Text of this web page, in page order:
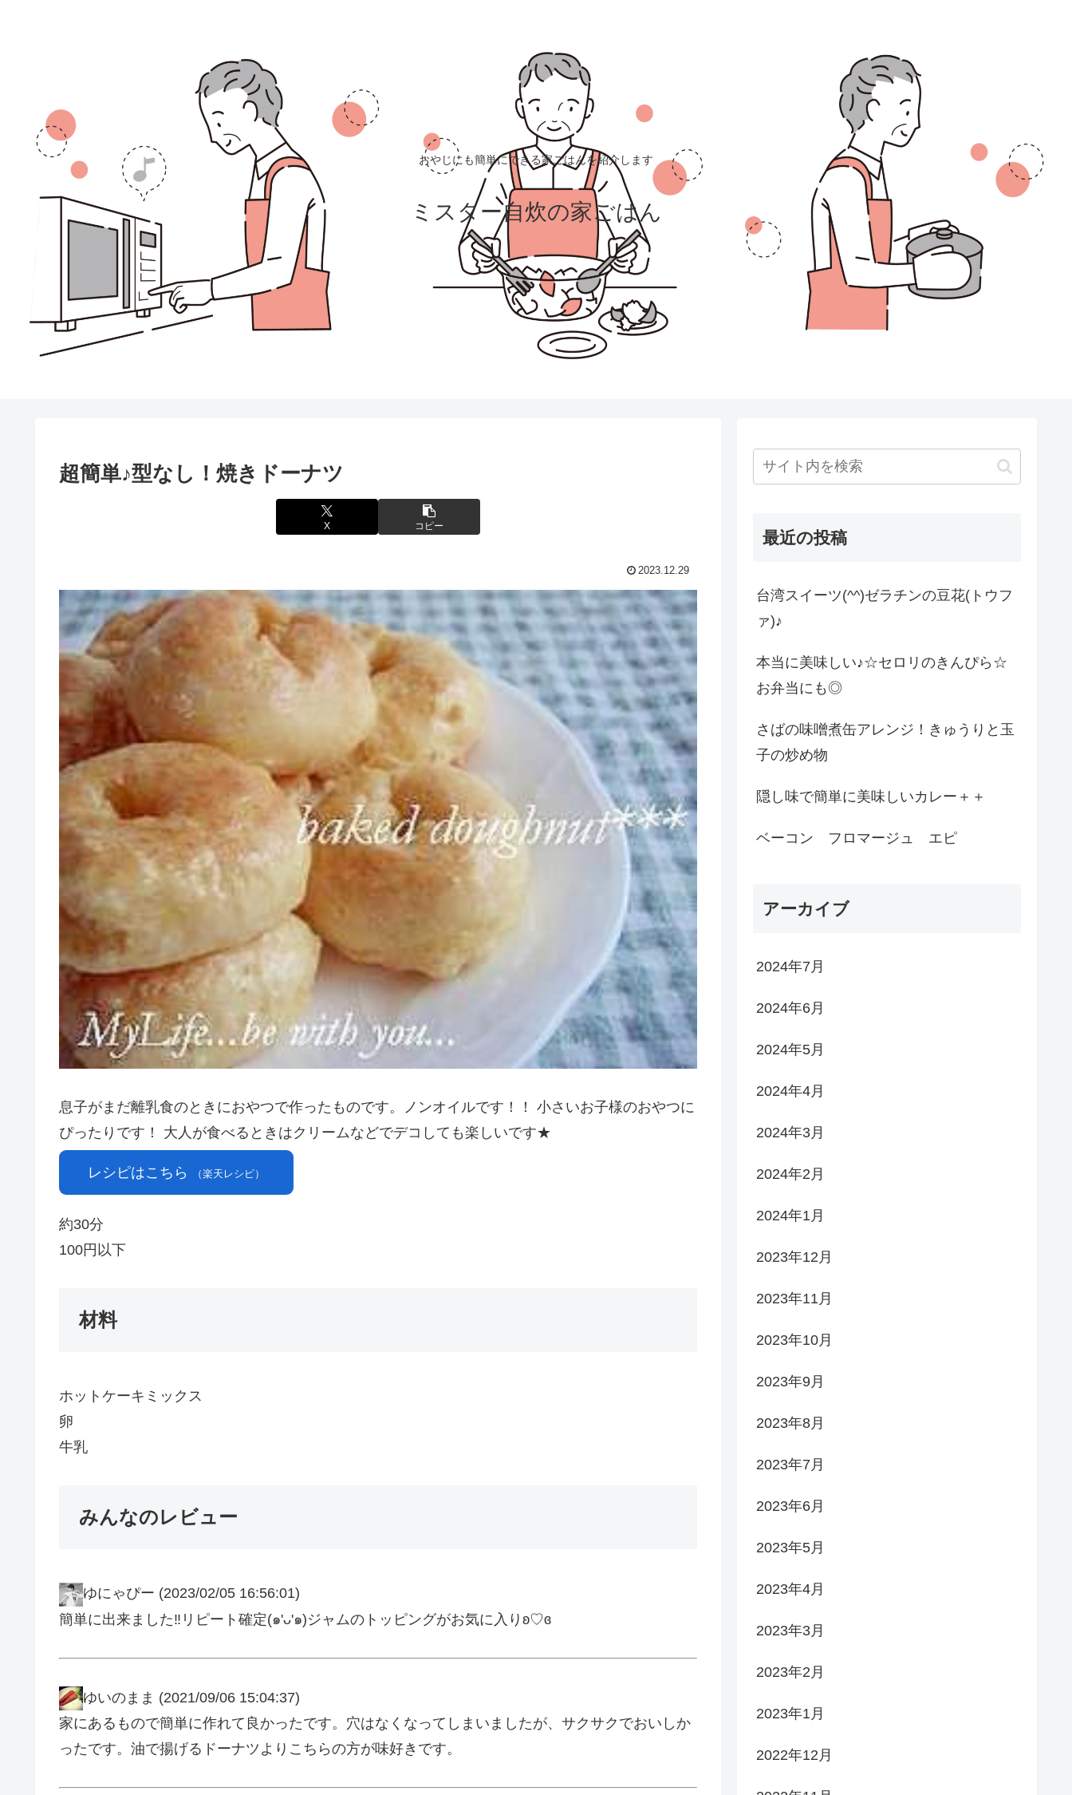
おやじにも簡単にできる家ごはんを紹介します
ミスター自炊の家ごはん
超簡単♪型なし！焼きドーナツ
X コピー
2023.12.29
息子がまだ離乳食のときにおやつで作ったものです。ノンオイルです！！ 小さいお子様のおやつに
ぴったりです！ 大人が食べるときはクリームなどでデコしても楽しいです★
レシピはこちら （楽天レシピ）
約30分
100円以下
材料
ホットケーキミックス
卵
牛乳
みんなのレビュー
ゆにゃぴー (2023/02/05 16:56:01)
簡単に出来ました‼️リピート確定(๑'ᴗ'๑)ジャムのトッピングがお気に入りʚ♡ɞ
ゆいのまま (2021/09/06 15:04:37)
家にあるもので簡単に作れて良かったです。穴はなくなってしまいましたが、サクサクでおいしか
ったです。油で揚げるドーナツよりこちらの方が味好きです。
最近の投稿
台湾スイーツ(^^)ゼラチンの豆花(トウフ
ァ)♪
本当に美味しい♪☆セロリのきんぴら☆
お弁当にも◎
さばの味噌煮缶アレンジ！きゅうりと玉
子の炒め物
隠し味で簡単に美味しいカレー＋＋
ベーコン フロマージュ エピ
アーカイブ
2024年7月
2024年6月
2024年5月
2024年4月
2024年3月
2024年2月
2024年1月
2023年12月
2023年11月
2023年10月
2023年9月
2023年8月
2023年7月
2023年6月
2023年5月
2023年4月
2023年3月
2023年2月
2023年1月
2022年12月